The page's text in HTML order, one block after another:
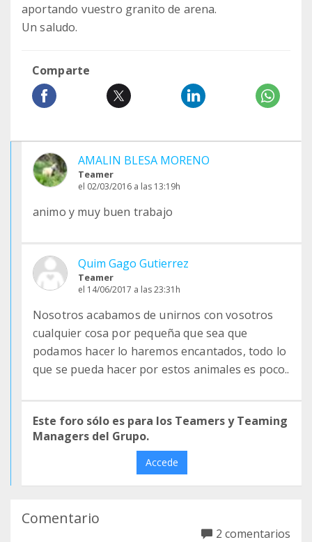
aportando vuestro granito de arena.
Un saludo.
Comparte
AMALIN BLESA MORENO
Teamer
el 02/03/2016 a las 13:19h
animo y muy buen trabajo
Quim Gago Gutierrez
Teamer
el 14/06/2017 a las 23:31h
Nosotros acabamos de unirnos con vosotros
cualquier cosa por pequeña que sea que
podamos hacer lo haremos encantados, todo lo
que se pueda hacer por estos animales es poco..
Este foro sólo es para los Teamers y Teaming
Managers del Grupo.
Accede
Comentario
2 comentarios